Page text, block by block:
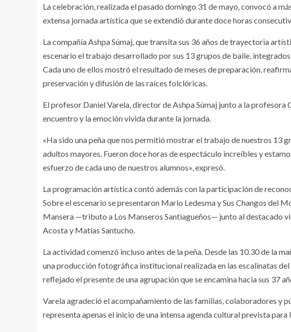
La celebración, realizada el pasado domingo 31 de mayo, convocó a
extensa jornada artística que se extendió durante doce horas
La compañía Ashpa Súmaj, que transita sus 36 años de trayectoria
escenario el trabajo desarrollado por sus 13 grupos de baile,
Cada uno de ellos mostró el resultado de meses de preparación,
preservación y difusión de las raíces folclóricas.
El profesor Daniel Varela, director de Ashpa Súmaj junto a la profesora
encuentro y la emoción vivida durante la jornada.
«Ha sido una peña que nos permitió mostrar el trabajo de nuestros 13
adultos mayores. Fueron doce horas de espectáculo increíbles y
esfuerzo de cada uno de nuestros alumnos», expresó.
La programación artística contó además con la participación de
Sobre el escenario se presentaron Mario Ledesma y Sus Changos del
Mansera —tributo a Los Manseros Santiagueños— junto al destacado
Acosta y Matías Santucho.
La actividad comenzó incluso antes de la peña. Desde las 10.30 de la
una producción fotográfica institucional realizada en las escalinatas
reflejado el presente de una agrupación que se encamina hacia sus 37
Varela agradeció el acompañamiento de las familias, colaboradores y
representa apenas el inicio de una intensa agenda cultural prevista para